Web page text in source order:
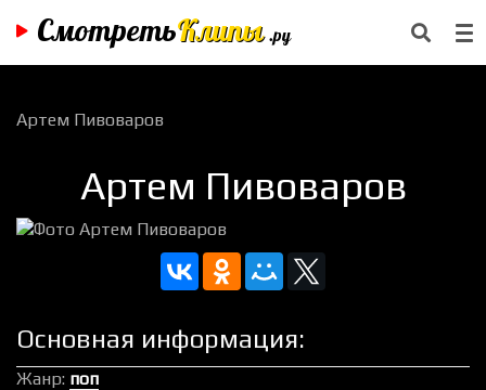
СмотретьКлипы .ру
Артем Пивоваров
Артем Пивоваров
Основная информация:
Жанр: поп